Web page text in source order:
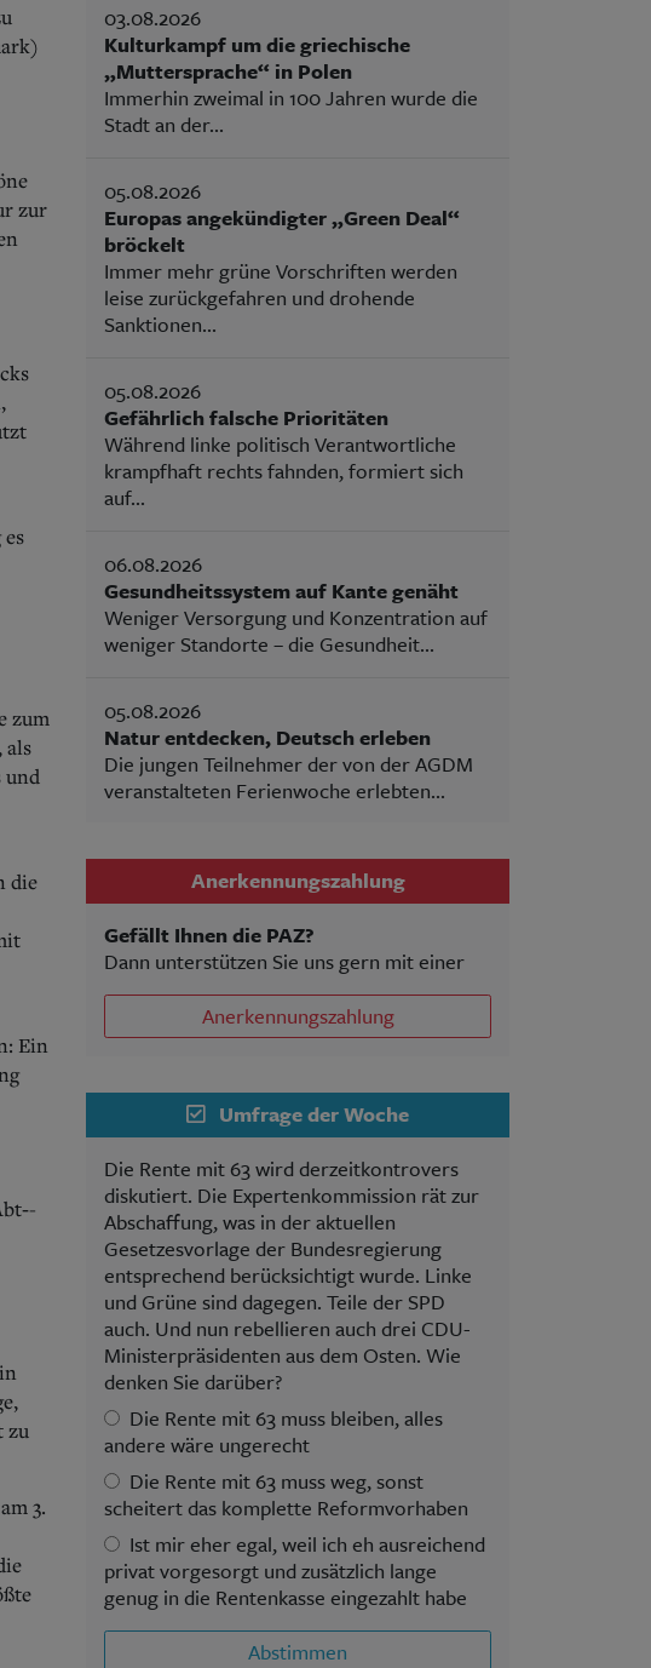
zur
zum
als
und
die
Ein
zu
3.
03.08.2026
Kulturkampf um die griechische
„Muttersprache“ in Polen
Immerhin zweimal in 100 Jahren wurde die
Stadt an der...
05.08.2026
Europas angekündigter „Green Deal“
bröckelt
Immer mehr grüne Vorschriften werden
leise zurückgefahren und drohende
Sanktionen...
05.08.2026
Gefährlich falsche Prioritäten
Während linke politisch Verantwortliche
krampfhaft rechts fahnden, formiert sich
auf...
06.08.2026
Gesundheitssystem auf Kante genäht
Weniger Versorgung und Konzentration auf
weniger Standorte – die Gesundheit...
05.08.2026
Natur entdecken, Deutsch erleben
Die jungen Teilnehmer der von der AGDM
veranstalteten Ferienwoche erlebten...
Anerkennungszahlung
Gefällt Ihnen die PAZ?
Dann unterstützen Sie uns gern mit einer
Anerkennungszahlung
Umfrage der Woche
Die Rente mit 63 wird derzeitkontrovers
diskutiert. Die Expertenkommission rät zur
Abschaffung, was in der aktuellen
Gesetzesvorlage der Bundesregierung
entsprechend berücksichtigt wurde. Linke
und Grüne sind dagegen. Teile der SPD
auch. Und nun rebellieren auch drei CDU-
Ministerpräsidenten aus dem Osten. Wie
denken Sie darüber?
Die Rente mit 63 muss bleiben, alles
andere wäre ungerecht
Die Rente mit 63 muss weg, sonst
scheitert das komplette Reformvorhaben
Ist mir eher egal, weil ich eh ausreichend
privat vorgesorgt und zusätzlich lange
genug in die Rentenkasse eingezahlt habe
Abstimmen